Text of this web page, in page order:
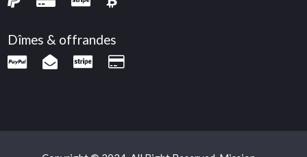
Dîmes & offrandes